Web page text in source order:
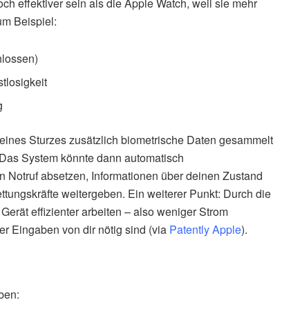
Beispiel:
Sturzes zusätzlich biometrische Daten gesammelt
System könnte dann automatisch
absetzen, Informationen über deinen Zustand
weitergeben. Ein weiterer Punkt: Durch die
effizienter arbeiten – also weniger Strom
Eingaben von dir nötig sind (via Patently Apple).